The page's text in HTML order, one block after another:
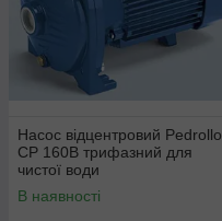
Насос відцентровий Pedrollo
CP 160B трифазний для
чистої води
В наявності